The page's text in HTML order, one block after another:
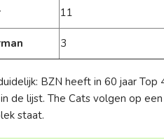
11
3
BZN heeft in 60 jaar
de lijst. The Cats volgen op
staat.